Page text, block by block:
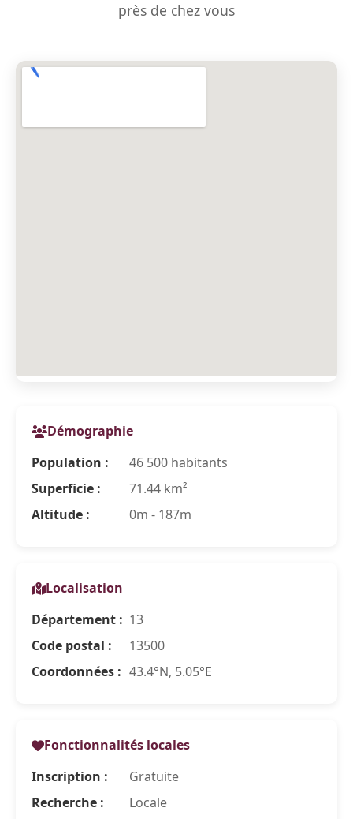
près de chez vous
Démographie
Population :
46 500 habitants
Superficie :
71.44 km²
Altitude :
0m - 187m
Localisation
Département : 13
Code postal :
13500
Coordonnées : 43.4°N, 5.05°E
Fonctionnalités locales
Inscription :
Gratuite
Recherche :
Locale